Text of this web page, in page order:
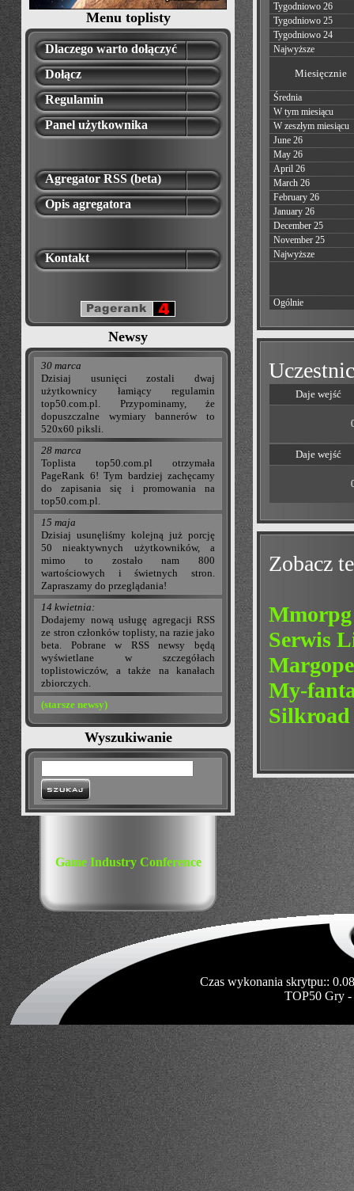
Menu toplisty
Dlaczego warto dołączyć
Dołącz
Regulamin
Panel użytkownika
Agregator RSS (beta)
Opis agregatora
Kontakt
Newsy
30 marca
Dzisiaj usunięci zostali dwaj
użytkownicy łamiący regulamin
top50.com.pl. Przypominamy, że
dopuszczalne wymiary bannerów to
520x60 piksli.
28 marca
Toplista top50.com.pl otrzymała
PageRank 6! Tym bardziej zachęcamy
do zapisania się i promowania na
top50.com.pl.
15 maja
Dzisiaj usunęliśmy kolejną już porcję
50 nieaktywnych użytkowników, a
mimo to zostało nam 800
wartościowych i świetnych stron.
Zapraszamy do przeglądania!
14 kwietnia:
Dodajemy nową usługę agregacji RSS
ze stron członków toplisty, na razie jako
beta. Pobrane w RSS newsy będą
wyświetlane w szczegółach
toplistowiczów, a także na kanałach
zbiorczych.
(starsze newsy)
Wyszukiwanie
Game Industry Conference
Tygodniowo 26
Tygodniowo 25
Tygodniowo 24
Najwyższe
Miesięcznie
Średnia
W tym miesiącu
W zeszłym miesiącu
June 26
May 26
April 26
March 26
February 26
January 26
December 25
November 25
Najwyższe
Ogólnie
Daje wejść
Daje wejść
Zobacz
Serwis
My-
Czas wykonania skrytpu::
TOP50 Gry